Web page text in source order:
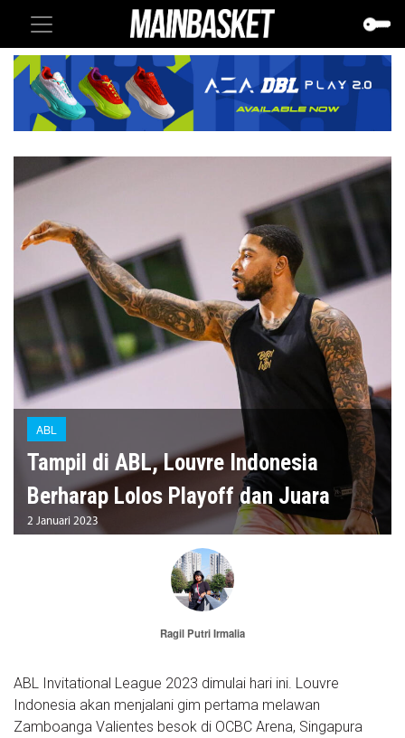
ABL
Tampil di ABL, Louvre Indonesia
Berharap Lolos Playoff dan Juara
2 Januari 2023
Ragil Putri Irmalia
ABL Invitational League 2023 dimulai hari ini. Louvre
Indonesia akan menjalani gim pertama melawan
Zamboanga Valientes besok di OCBC Arena, Singapura